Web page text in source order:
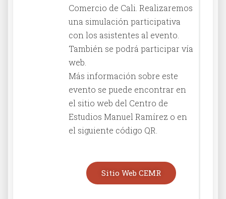
Comercio de Cali. Realizaremos
una simulación participativa
con los asistentes al evento.
También se podrá participar vía
web.
Más información sobre este
evento se puede encontrar en
el sitio web del Centro de
Estudios Manuel Ramírez o en
el siguiente código QR.
Sitio Web CEMR